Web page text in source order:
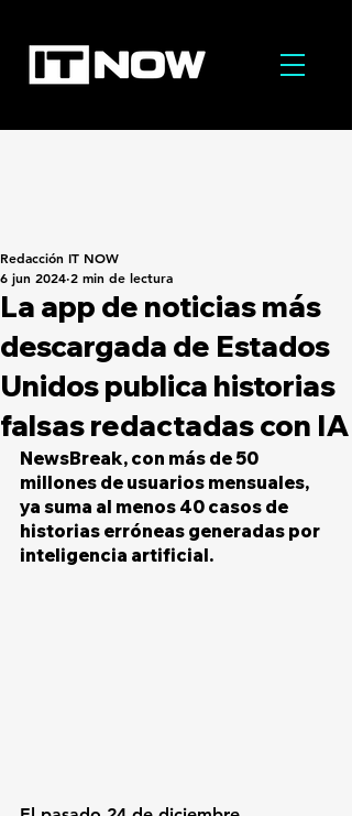
La app de noticias más
descargada de Estados
Unidos publica historias
falsas redactadas con IA
Redacción IT NOW
6 jun 2024 2 min de lectura
NewsBreak, con más de 50
millones de usuarios mensuales,
ya suma al menos 40 casos de
historias erróneas generadas por
inteligencia artificial.